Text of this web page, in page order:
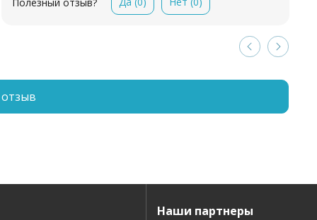
Наши партнеры